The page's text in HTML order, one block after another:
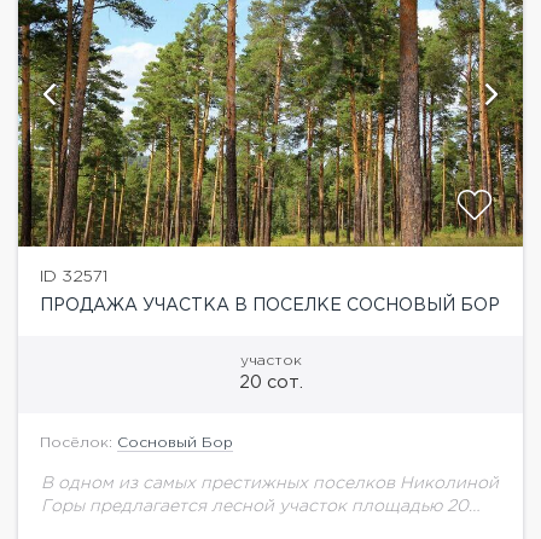
ID 32571
ПРОДАЖА УЧАСТКА В ПОСЕЛКЕ СОСНОВЫЙ БОР
участок
20 сот.
Посёлок: Сосновый Бор
В одном из самых престижных поселков Николиной
Горы предлагается лесной участок площадью 20